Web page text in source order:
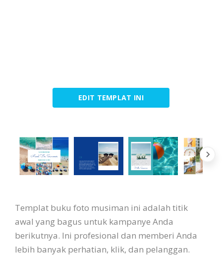
EDIT TEMPLAT INI
Templat buku foto musiman ini adalah titik
awal yang bagus untuk kampanye Anda
berikutnya. Ini profesional dan memberi Anda
lebih banyak perhatian, klik, dan pelanggan.